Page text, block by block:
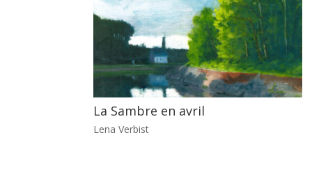
La Sambre en avril
Lena Verbist